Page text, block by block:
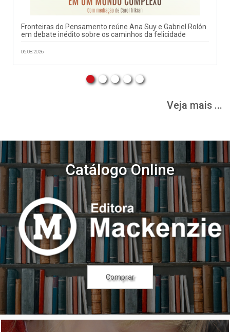
Fronteiras do Pensamento reúne Ana Suy e Gabriel Rolón
em debate inédito sobre os caminhos da felicidade
06.08.2026
Veja mais ...
Catálogo Online
Comprar